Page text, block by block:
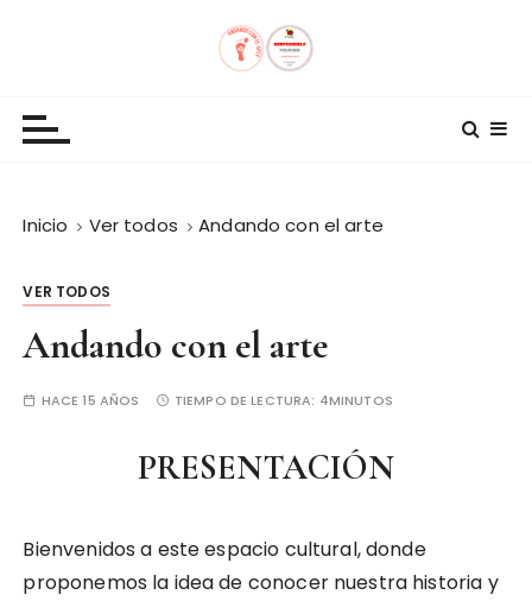
Inicio Ver todos Andando con el arte
VER TODOS
Andando con el arte
HACE 15 AÑOS TIEMPO DE LECTURA: 4MINUTOS
PRESENTACIÓN
Bienvenidos a este espacio cultural, donde
proponemos la idea de conocer nuestra historia y